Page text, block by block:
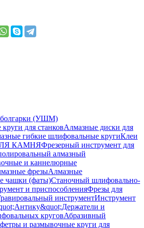
болгарки (УШМ)
для станковАлмазные диски для
гибкие шлифовальные кругиКлеи
КАМНЯФрезерный инструмент для
алмазный
и каннелюрные
фрезыАлмазные
чашки (фаты)Станочный шлифовально-
и приспособленияФрезы для
инструментИнструмент
Держатели и
круговАбразивный
и размывочные круги для